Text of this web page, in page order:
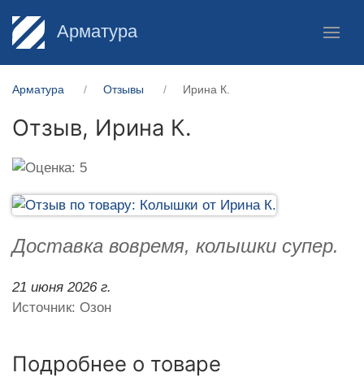
Арматура
Арматура Отзывы Ирина К.
Отзыв, Ирина К.
Доставка вовремя, колышки супер.
21 июня 2026 г.
Источник: Озон
Подробнее о товаре